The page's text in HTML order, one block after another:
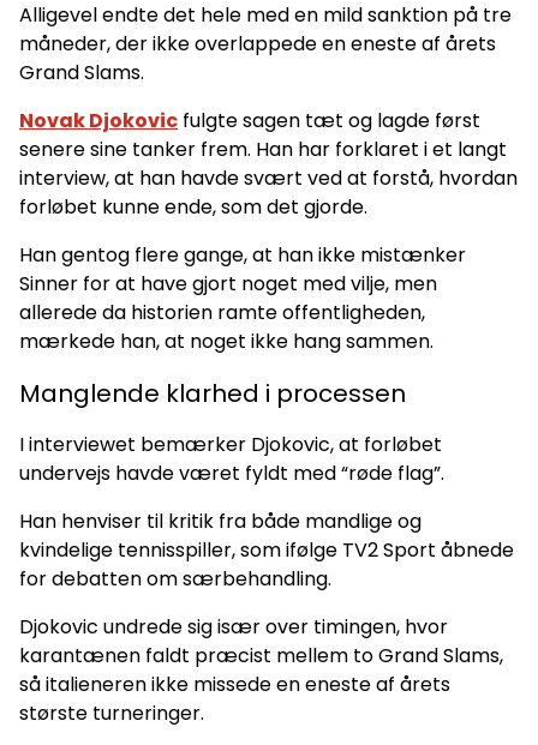
Alligevel endte det hele med en mild sanktion på tre
måneder, der ikke overlappede en eneste af årets
Grand Slams.
Novak Djokovic fulgte sagen tæt og lagde først
senere sine tanker frem. Han har forklaret i et langt
interview, at han havde svært ved at forstå, hvordan
forløbet kunne ende, som det gjorde.
Han gentog flere gange, at han ikke mistænker
Sinner for at have gjort noget med vilje, men
allerede da historien ramte offentligheden,
mærkede han, at noget ikke hang sammen.
Manglende klarhed i processen
I interviewet bemærker Djokovic, at forløbet
undervejs havde været fyldt med “røde flag”.
Han henviser til kritik fra både mandlige og
kvindelige tennisspiller, som ifølge TV2 Sport åbnede
for debatten om særbehandling.
Djokovic undrede sig især over timingen, hvor
karantænen faldt præcist mellem to Grand Slams,
så italieneren ikke missede en eneste af årets
største turneringer.